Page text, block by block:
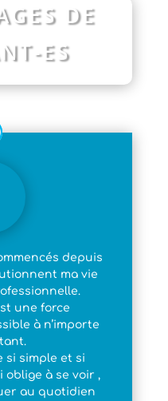
DE
ES
depuis
ma vie
une force
à n’importe
si simple et si
oblige à se voir ,
au quotidien